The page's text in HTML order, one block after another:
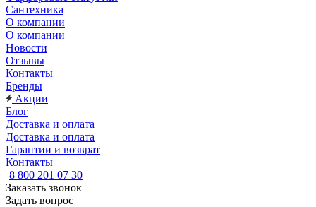
Сантехника
О компании
О компании
Новости
Отзывы
Контакты
Бренды
Акции
Блог
Доставка и оплата
Доставка и оплата
Гарантии и возврат
Контакты
8 800 201 07 30
Заказать звонок
Задать вопрос